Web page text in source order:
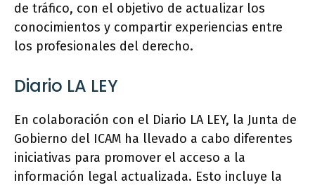
de tráfico, con el objetivo de actualizar los
conocimientos y compartir experiencias entre
los profesionales del derecho.
Diario LA LEY
En colaboración con el Diario LA LEY, la Junta de
Gobierno del ICAM ha llevado a cabo diferentes
iniciativas para promover el acceso a la
información legal actualizada. Esto incluye la